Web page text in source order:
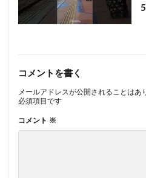
コメントを書く
メールアドレスが公開されることはあ
必須項目です
コメント ※